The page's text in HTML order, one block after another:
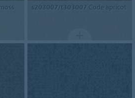
s203007/t303007 Code apricot